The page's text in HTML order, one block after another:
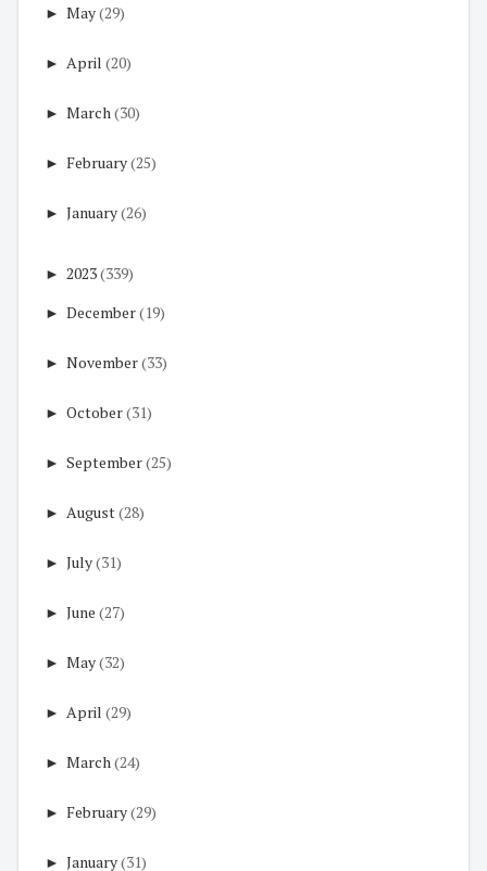
► May(29)
► April (20)
► March (30)
► February(25)
► January(26)
► 2023(339)
► December(19)
► November(33)
► October(31)
► September(25)
► August(28)
► July(31)
► June (27)
► May(32)
► April (29)
► March (24)
► February(29)
► January(31)